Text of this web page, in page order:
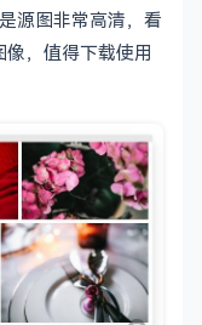
源图非常高清，看
，值得下载使用